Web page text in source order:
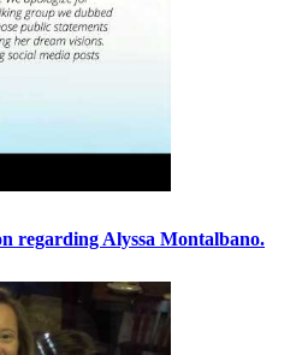
regarding Alyssa Montalbano.